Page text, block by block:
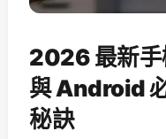
2026 最新
與 Android
秘訣